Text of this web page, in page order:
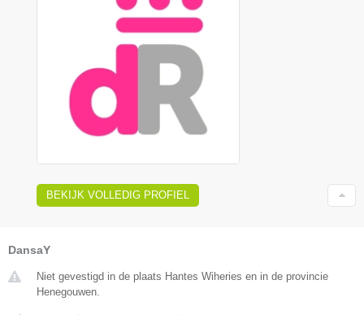
BEKIJK VOLLEDIG PROFIEL
DansaY
Niet gevestigd in de plaats Hantes Wiheries en in de provincie
Henegouwen.